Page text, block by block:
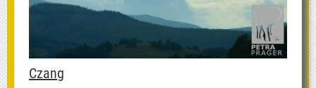
Czang